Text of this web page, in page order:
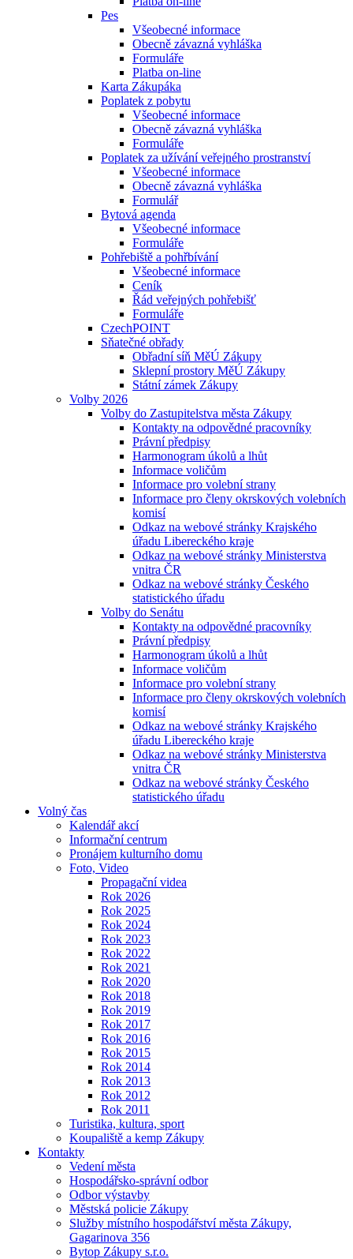
Pes
Všeobecné informace
Obecně závazná vyhláška
Formuláře
Platba on-line
Karta Zákupáka
Poplatek z pobytu
Všeobecné informace
Obecně závazná vyhláška
Formuláře
Poplatek za užívání veřejného prostranství
Všeobecné informace
Obecně závazná vyhláška
Formulář
Bytová agenda
Všeobecné informace
Formuláře
Pohřebiště a pohřbívání
Všeobecné informace
Ceník
Řád veřejných pohřebišť
Formuláře
CzechPOINT
Sňatečné obřady
Obřadní síň MěÚ Zákupy
Sklepní prostory MěÚ Zákupy
Státní zámek Zákupy
Volby 2026
Volby do Zastupitelstva města Zákupy
Kontakty na odpovědné pracovníky
Právní předpisy
Harmonogram úkolů a lhůt
Informace voličům
Informace pro volební strany
Informace pro členy okrskových volebních
komisí
Odkaz na webové stránky Krajského
úřadu Libereckého kraje
Odkaz na webové stránky Ministerstva
vnitra ČR
Odkaz na webové stránky Českého
statistického úřadu
Volby do Senátu
Kontakty na odpovědné pracovníky
Právní předpisy
Harmonogram úkolů a lhůt
Informace voličům
Informace pro volební strany
Informace pro členy okrskových volebních
komisí
Odkaz na webové stránky Krajského
úřadu Libereckého kraje
Odkaz na webové stránky Ministerstva
vnitra ČR
Odkaz na webové stránky Českého
statistického úřadu
Volný čas
Kalendář akcí
Informační centrum
Pronájem kulturního domu
Foto, Video
Propagační videa
Rok 2026
Rok 2025
Rok 2024
Rok 2023
Rok 2022
Rok 2021
Rok 2020
Rok 2018
Rok 2019
Rok 2017
Rok 2016
Rok 2015
Rok 2014
Rok 2013
Rok 2012
Rok 2011
Turistika, kultura, sport
Koupaliště a kemp Zákupy
Kontakty
Vedení města
Hospodářsko-správní odbor
Odbor výstavby
Městská policie Zákupy
Služby místního hospodářství města Zákupy,
Gagarinova 356
Bytop Zákupy s.r.o.